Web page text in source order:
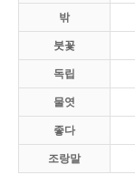
밖
붓꽃
독립
물엿
좋다
조랑말